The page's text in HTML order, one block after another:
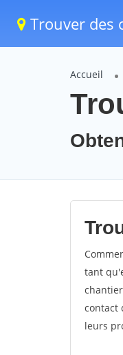
Trouver des
Accueil
tant
contact
leurs